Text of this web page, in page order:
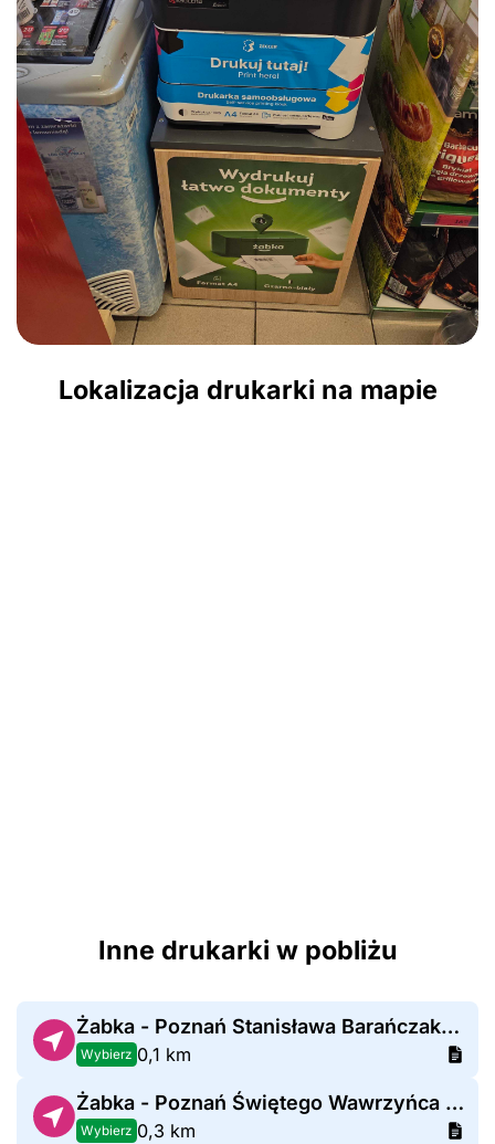
Lokalizacja drukarki na mapie
Inne drukarki w pobliżu
Żabka - Poznań Stanisława Barańczaka 1c
Wybierz 0,1 km
Żabka - Poznań Świętego Wawrzyńca 13
Wybierz 0,3 km